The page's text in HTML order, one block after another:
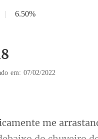
| 6.50%
em: 07/02/2022